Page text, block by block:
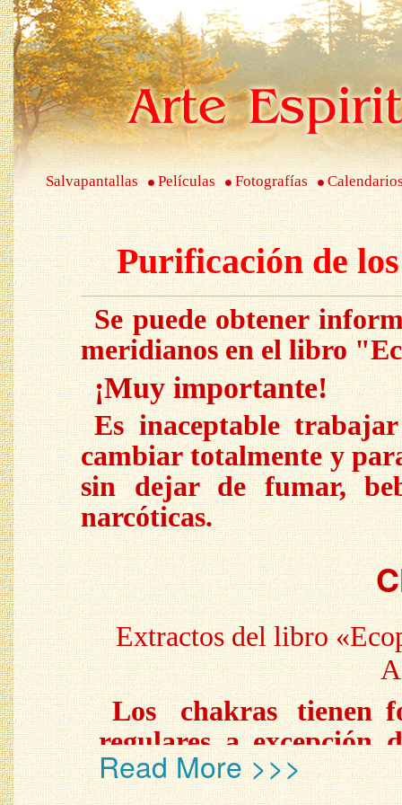
Salvapantallas Películas Fotografías
Purificación de
Se puede obtener
meridianos en el libro "
¡Muy importante!
Es inaceptable
cambiar totalmente y
sin dejar de fumar,
narcóticas.
Extractos del libro
Los chakras tienen
regulares a excepción
que está aplanado en
Read More >>>